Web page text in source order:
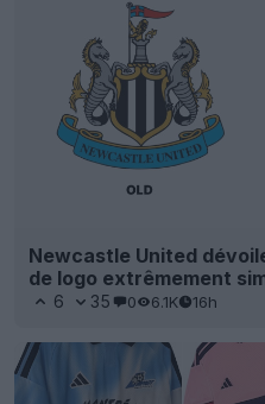
Newcastle United
de logo extrêmement
6 35 0 6.1K 16h